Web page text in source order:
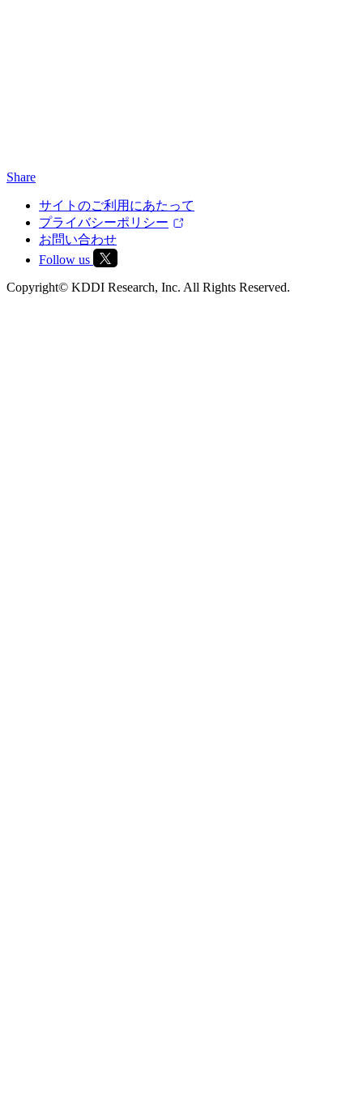
Share
サイトのご利用にあたって
プライバシーポリシー
お問い合わせ
Follow us
Copyright© KDDI Research, Inc. All Rights Reserved.